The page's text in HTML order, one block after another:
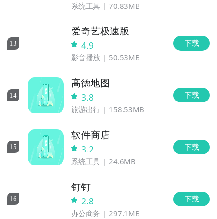
系统工具 70.83MB
13
爱奇艺极速版
4.9
影音播放 50.53MB
下载
14
高德地图
3.8
旅游出行 158.53MB
下载
15
软件商店
3.2
系统工具 24.6MB
下载
16
钉钉
2.8
办公商务 297.1MB
下载